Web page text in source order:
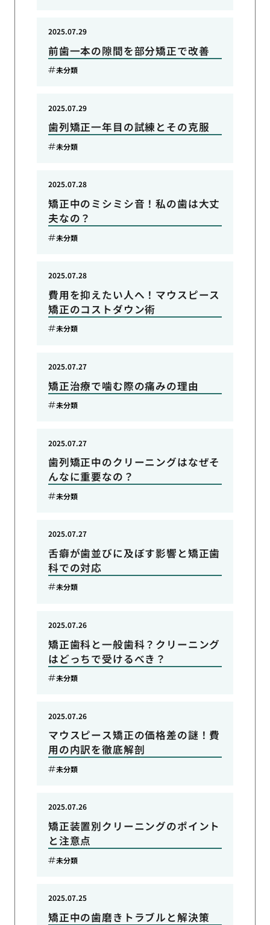
前歯一本の隙間を部分矯正で改善
2025.07.29
未分類
歯列矯正一年目の試練とその克服
2025.07.29
未分類
矯正中のミシミシ音！私の歯は大丈
夫なの？
2025.07.28
未分類
費用を抑えたい人へ！マウスピース
矯正のコストダウン術
2025.07.28
未分類
矯正治療で噛む際の痛みの理由
2025.07.27
未分類
歯列矯正中のクリーニングはなぜそ
んなに重要なの？
2025.07.27
未分類
舌癖が歯並びに及ぼす影響と矯正歯
科での対応
2025.07.27
未分類
矯正歯科と一般歯科？クリーニング
はどっちで受けるべき？
2025.07.26
未分類
マウスピース矯正の価格差の謎！費
用の内訳を徹底解剖
2025.07.26
未分類
矯正装置別クリーニングのポイント
と注意点
2025.07.26
未分類
矯正中の歯磨きトラブルと解決策
2025.07.25